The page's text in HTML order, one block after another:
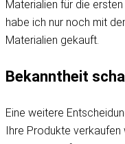
Materialien für die
habe ich nur noch mit
Materialien gekauft.
Bekanntheit
Eine weitere
Ihre Produkte